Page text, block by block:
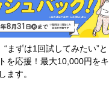
“まずは1回試してみたい”と
を応援！最大10,000円をキ
ます。